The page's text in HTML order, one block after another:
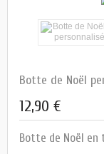
Botte de Noël
12,90 €
Botte de Noël